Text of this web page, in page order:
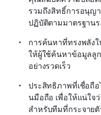
รวมถึงสิทธิ์การอนุญา
ปฏิบัติตามมาตรฐาน
การค้นหาที่ทรงพลัง
ให้ผู้ใช้ค้นหาข้อมูลลู
อย่างรวดเร็ว
ประสิทธิภาพที่เชื่อถื
นมือถือ เพื่อให้แน่ใจ
สำหรับทีมที่กระจาย